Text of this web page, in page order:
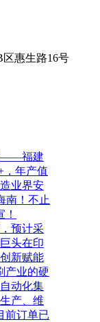
惠生路16号
——福建
，年产值
业界安
南！不止
预计采
头在印
新赋能
产业的硬
动化集
产、维
前订单已